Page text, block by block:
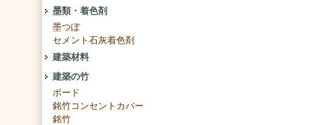
墨類・着色剤
墨つぼ
セメント石灰着色剤
建築材料
建築の竹
ボード
銘竹コンセントカバー
銘竹